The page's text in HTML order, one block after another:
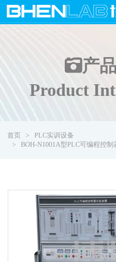
产
Product
首页
PLC实训设备
BOH-N1001A型PLC可编程控制